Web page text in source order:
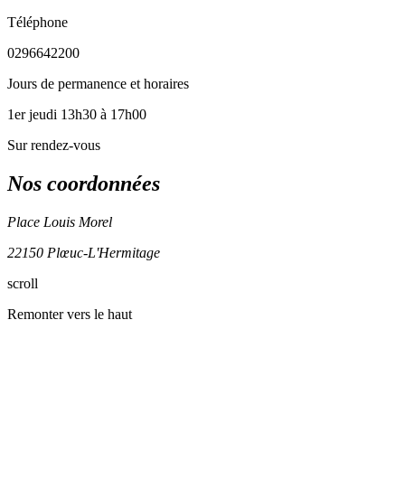
Téléphone
0296642200
Jours de permanence et horaires
1er jeudi 13h30 à 17h00
Sur rendez-vous
Nos coordonnées
Place Louis Morel
22150 Plœuc-L'Hermitage
scroll
Remonter vers le haut